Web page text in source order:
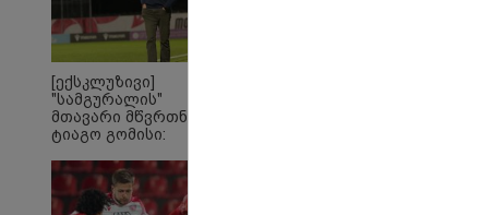
[ექსკლუზივი]
"სამგურალის"
მთავარი მწვრთნელი
ტიაგო გომისი:
ტალანტების
ქვეყანაა"!